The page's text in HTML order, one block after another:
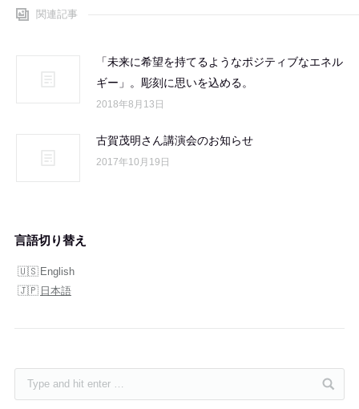
関連記事
「未来に希望を持てるようなポジティブなエネル
ギー」。彫刻に思いを込める。
2018年8月13日
古賀茂明さん講演会のお知らせ
2017年10月19日
言語切り替え
English
日本語